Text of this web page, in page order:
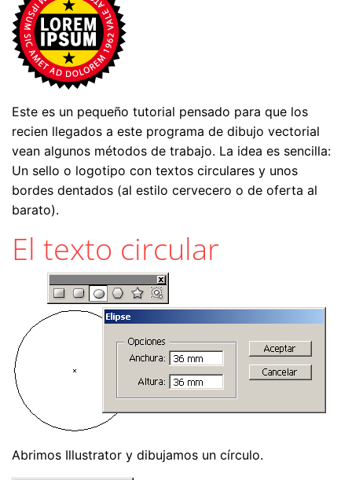
Este es un pequeño tutorial pensado para que los
recien llegados a este programa de dibujo vectorial
vean algunos métodos de trabajo. La idea es sencilla:
Un sello o logotipo con textos circulares y unos
bordes dentados (al estilo cervecero o de oferta al
barato).
El texto circular
Abrimos Illustrator y dibujamos un círculo.